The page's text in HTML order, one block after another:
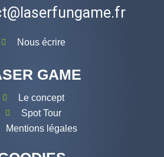
Nous écrire
GAME
Le concept
Spot Tour
Mentions légales